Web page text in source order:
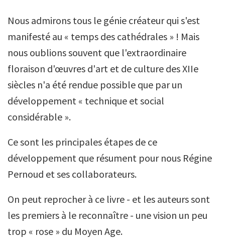
Nous admirons tous le génie créateur qui s'est
manifesté au « temps des cathédrales » ! Mais
nous oublions souvent que l'extraordinaire
floraison d'œuvres d'art et de culture des XIIe
siècles n'a été rendue possible que par un
développement « technique et social
considérable ».
Ce sont les principales étapes de ce
développement que résument pour nous Régine
Pernoud et ses collaborateurs.
On peut reprocher à ce livre - et les auteurs sont
les premiers à le reconnaître - une vision un peu
trop « rose » du Moyen Age.